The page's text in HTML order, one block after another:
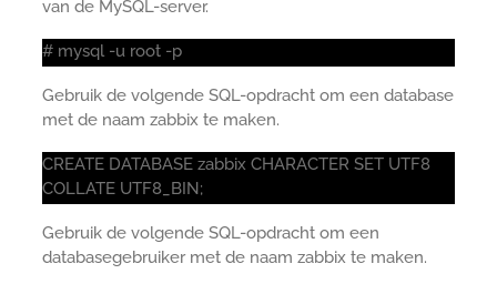
van de MySQL-server.
# mysql -u root -p
Gebruik de volgende SQL-opdracht om een database
met de naam zabbix te maken.
CREATE DATABASE zabbix CHARACTER SET UTF8
COLLATE UTF8_BIN;
Gebruik de volgende SQL-opdracht om een
databasegebruiker met de naam zabbix te maken.